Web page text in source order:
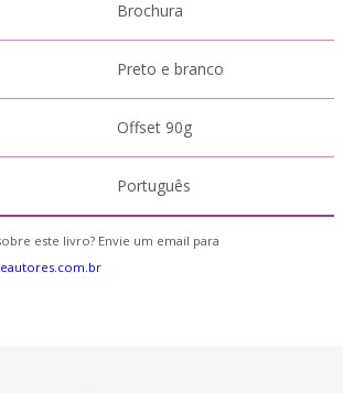
Brochura
Preto e branco
Offset 90g
Português
este livro? Envie um email para